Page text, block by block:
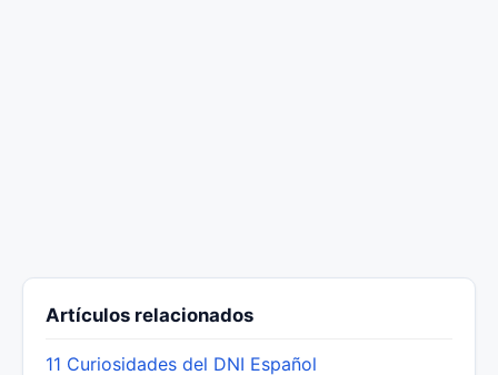
Artículos relacionados
11 Curiosidades del DNI Español